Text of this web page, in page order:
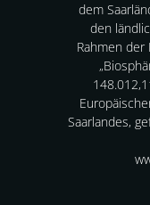
dem
den
Rahmen der
Saarlandes,